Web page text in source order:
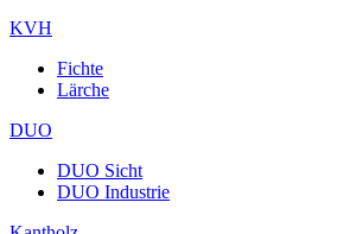
KVH
Fichte
Lärche
DUO
DUO Sicht
DUO Industrie